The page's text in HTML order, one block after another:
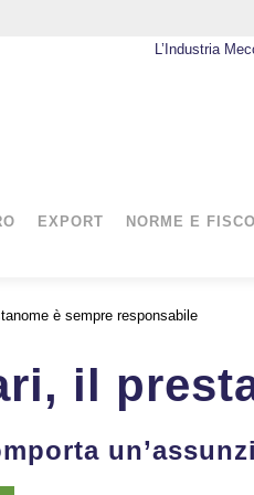
L’Industria
EXPORT NORME E FISCO
è sempre responsabile
il